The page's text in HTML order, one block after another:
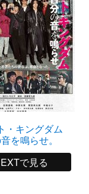
・キングダム
を鳴らせ。
で見る